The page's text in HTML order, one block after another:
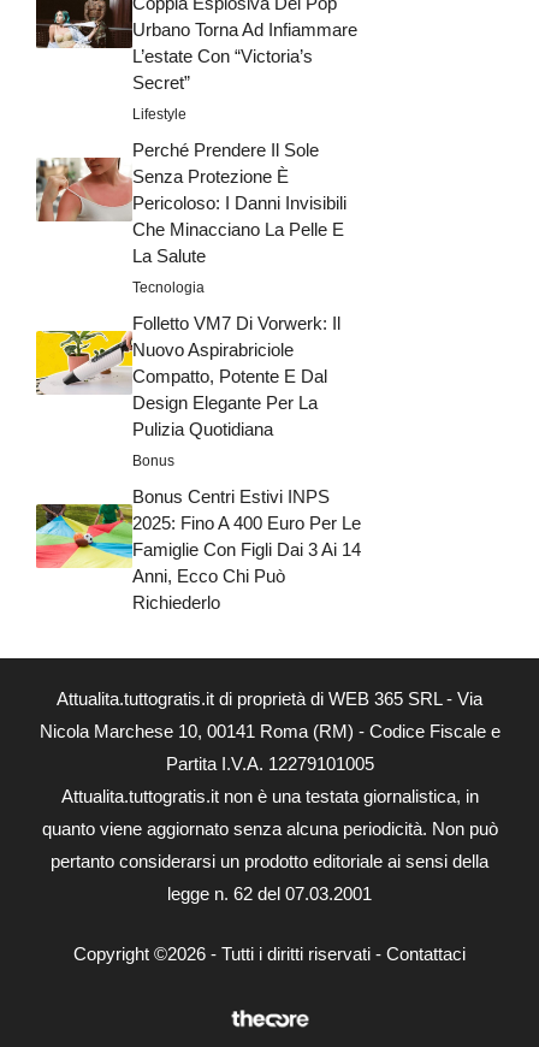
Urbano Torna Ad Infiammare
L’estate Con “Victoria’s
Secret”
Lifestyle
Perché Prendere Il Sole
Senza Protezione È
Pericoloso: I Danni Invisibili
Che Minacciano La Pelle E
La Salute
Tecnologia
Folletto VM7 Di Vorwerk: Il
Nuovo Aspirabriciole
Compatto, Potente E Dal
Design Elegante Per La
Pulizia Quotidiana
Bonus
Bonus Centri Estivi INPS
2025: Fino A 400 Euro Per Le
Famiglie Con Figli Dai 3 Ai 14
Anni, Ecco Chi Può
Richiederlo
Attualita.tuttogratis.it di proprietà di WEB 365 SRL - Via
Nicola Marchese 10, 00141 Roma (RM) - Codice Fiscale e
Partita I.V.A. 12279101005
Attualita.tuttogratis.it non è una testata giornalistica, in
quanto viene aggiornato senza alcuna periodicità. Non può
pertanto considerarsi un prodotto editoriale ai sensi della
legge n. 62 del 07.03.2001
Copyright ©2026 - Tutti i diritti riservati - Contattaci